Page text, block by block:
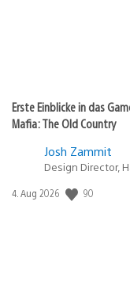
Erste Einblicke in das
Mafia: The Old Country
Josh Zammit
Design Director,
Veröffentlichungsdatum:
4. Aug 2026 90